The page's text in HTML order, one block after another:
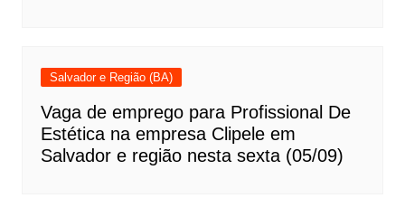
Salvador e Região (BA)
Vaga de emprego para Profissional De
Estética na empresa Clipele em
Salvador e região nesta sexta (05/09)